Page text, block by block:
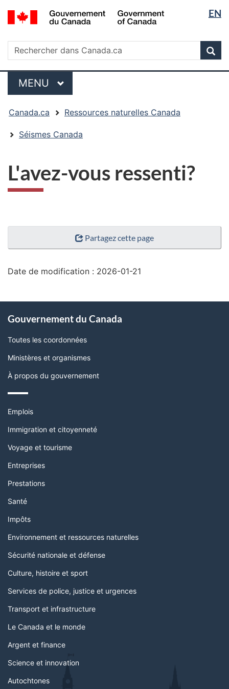
Passer
au
principal
Passer
à
sujet
du
gouvernement »
Passer
à
version
HTML
simplifiée
la
langue
EN
Rechercher
Rechercher
dans
Canada.ca
Menu
MENU PRINCIPAL
êtes
ici
Canada.ca Ressources naturelles Canada
Séismes Canada
L'avez-vous ressenti?
"Détails
page"
Partagez cette page
Date de modification : 2026-01-21
propos
de
ce
Gouvernement du Canada
Toutes les coordonnées
Ministères et organismes
À propos du gouvernement
Thèmes
sujets
Emplois
Immigration et citoyenneté
Voyage et tourisme
Entreprises
Prestations
Santé
Impôts
Environnement et ressources naturelles
Sécurité nationale et défense
Culture, histoire et sport
Services de police, justice et urgences
Transport et infrastructure
Le Canada et le monde
Argent et finance
Science et innovation
Autochtones